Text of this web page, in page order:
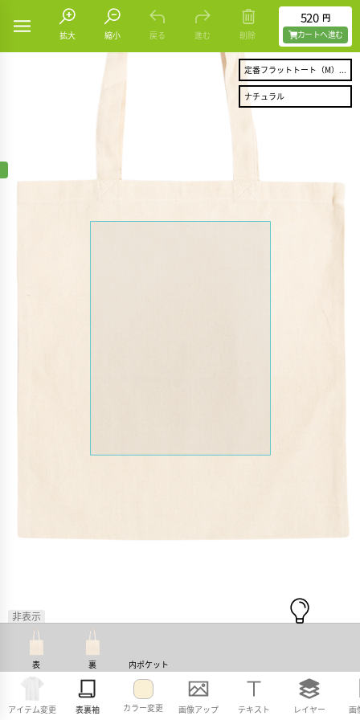
拡大 縮小 戻る 進む 削除
520 円
カートヘ進む
アイテム変更 表裏袖 カラー変更 画像アップ テキスト レイヤー 画
定番フラットトート（M）...
ナチュラル
表 裏 内ポケット
非表示